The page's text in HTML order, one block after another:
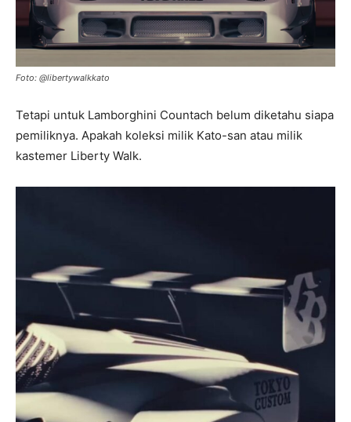
Foto: @libertywalkkato
Tetapi untuk Lamborghini Countach belum diketahu siapa
pemiliknya. Apakah koleksi milik Kato-san atau milik
kastemer Liberty Walk.